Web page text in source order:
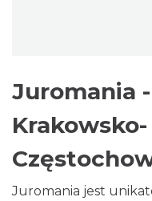
Juromania
Krakowsko-
Juromania jest